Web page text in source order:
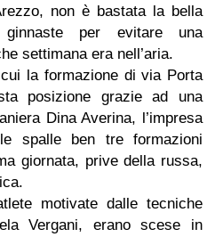
non è bastata la bella
per evitare una
settimana era nell’aria.
la formazione di via Porta
posizione grazie ad una
Dina Averina, l’impresa
spalle ben tre formazioni
giornata, prive della russa,
motivate dalle tecniche
Vergani, erano scese in